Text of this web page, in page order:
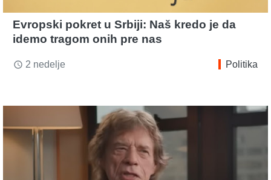
Evropski pokret u Srbiji: Naš kredo je da
idemo tragom onih pre nas
access_time 2 nedelje Politika